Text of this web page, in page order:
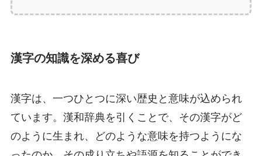
漢字の知識を深める喜び
漢字は、一つひとつに深い歴史と意味が込められ
ています。漢和辞典を引くことで、その漢字がど
のように生まれ、どのような意味を持つようにな